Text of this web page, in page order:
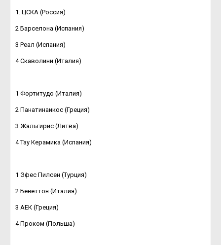
1. ЦСКА (Россия)
2 Барселона (Испания)
3 Реал (Испания)
4 Скаволини (Италия)
1 Фортитудо (Италия)
2 Панатинаикос (Греция)
3 Жальгирис (Литва)
4 Тау Керамика (Испания)
1 Эфес Пилсен (Турция)
2 Бенеттон (Италия)
3 АЕК (Греция)
4 Проком (Польша)